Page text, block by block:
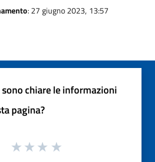
: 27 giugno 2023, 13:57
chiare le informazioni
pagina?